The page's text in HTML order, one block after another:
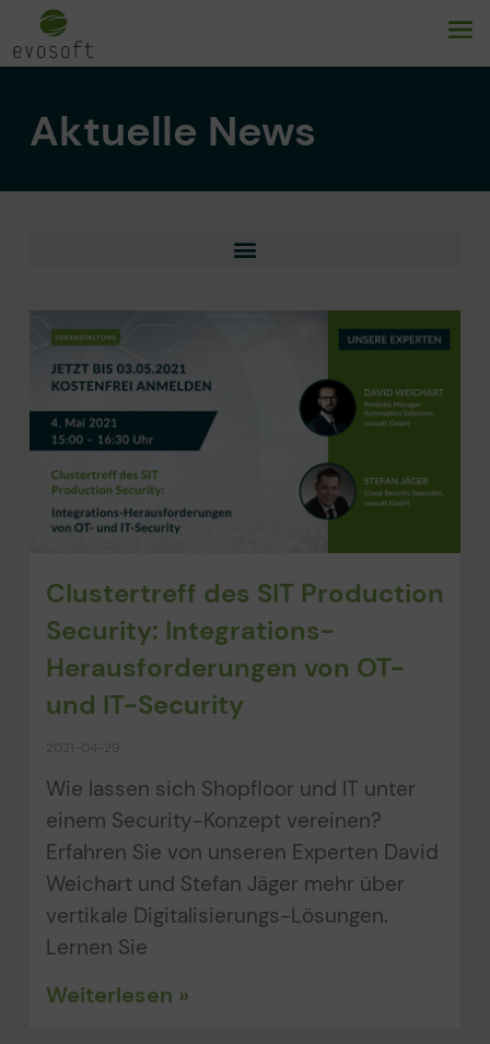
Aktuelle News
Clustertreff des SIT Production
Security: Integrations-
Herausforderungen von OT-
und IT-Security
2021-04-29
Wie lassen sich Shopfloor und IT unter
einem Security-Konzept vereinen?
Erfahren Sie von unseren Experten David
Weichart und Stefan Jäger mehr über
vertikale Digitalisierungs-Lösungen.
Lernen Sie
Weiterlesen »